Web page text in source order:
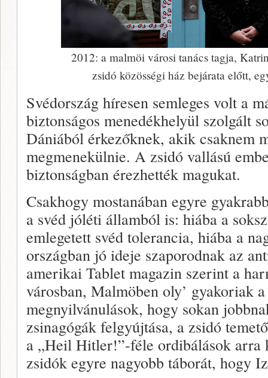
2012: a malmöi városi tanács tagja,
zsidó közösségi ház bejárata előtt,
Svédország híresen semleges volt a
biztonságos menedékhelyül szolgált
Dániából érkezőknek, akik csaknem
megmenekülnie. A zsidó vallású
biztonságban érezhették magukat.
Csakhogy mostanában egyre
a svéd jóléti államból is: hiába a
emlegetett svéd tolerancia, hiába a
országban jó ideje szaporodnak az
amerikai Tablet magazin szerint a
városban, Malmöben oly’ gyakoriak
megnyilvánulások, hogy sokan
zsinagógák felgyújtása, a zsidó
a „Heil Hitler!”-féle ordibálások arra
zsidók egyre nagyobb táborát, hogy